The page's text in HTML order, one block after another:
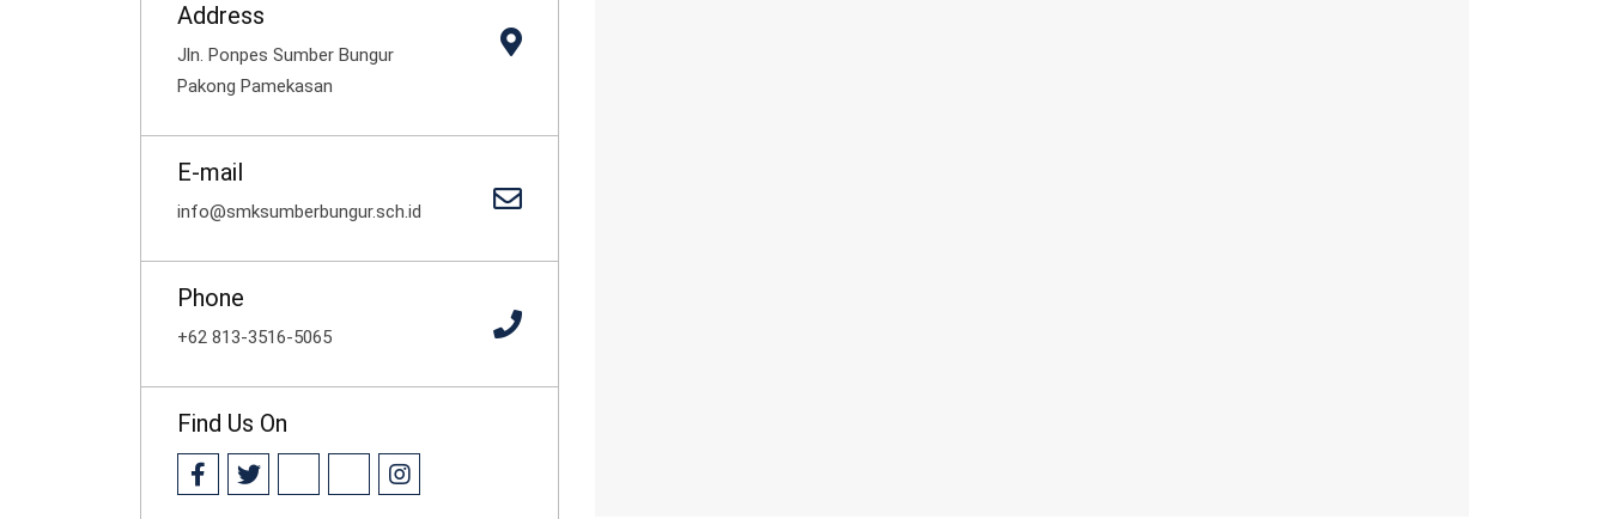
Address
Jln. Ponpes Sumber Bungur
Pakong Pamekasan
E-mail
info@smksumberbungur.sch.id
Phone
+62 813-3516-5065
Find Us On